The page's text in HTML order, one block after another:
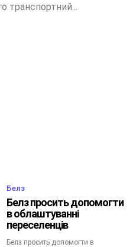
транспортний...
Белз
Белз просить допомогти
в облаштуванні
переселенців
Белз просить допомогти в